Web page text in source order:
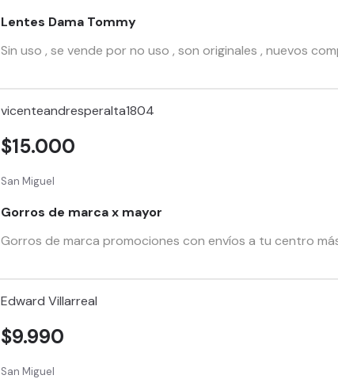
Lentes Dama Tommy
Sin uso , se vende por no uso , son originales , nuevos
vicenteandresperalta1804
San Miguel
Gorros de marca x mayor
Gorros de marca promociones con envíos a tu centro
$15.000
Edward Villarreal
San Miguel
$9.990